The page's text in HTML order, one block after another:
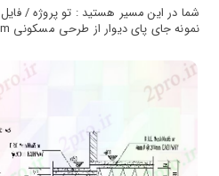
شما در این مسیر هستید : تو پروژه /
نمونه جای پای دیوار از طرحی مسکونی 24x12m (کد168084)